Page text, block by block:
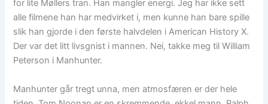
for lite Møllers tran. Han mangler energi. Jeg har ikke sett
alle filmene han har medvirket i, men kunne han bare spille
slik han gjorde i den første halvdelen i American History X.
Der var det litt livsgnist i mannen. Nei, takke meg til William
Peterson i Manhunter.
Manhunter går tregt unna, men atmosfæren er der hele